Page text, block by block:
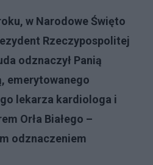
w Narodowe Święto
Rzeczypospolitej
odznaczył Panią
emerytowanego
lekarza kardiologa i
Orła Białego –
odznaczeniem